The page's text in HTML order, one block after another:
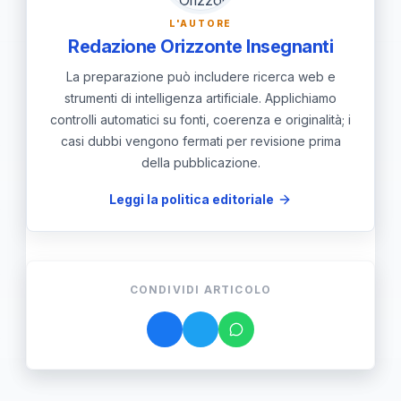
problemi di compatibilità.
L'AUTORE
Redazione Orizzonte Insegnanti
La preparazione può includere ricerca web e
strumenti di intelligenza artificiale. Applichiamo
controlli automatici su fonti, coerenza e originalità; i
casi dubbi vengono fermati per revisione prima
della pubblicazione.
Leggi la politica editoriale
CONDIVIDI ARTICOLO